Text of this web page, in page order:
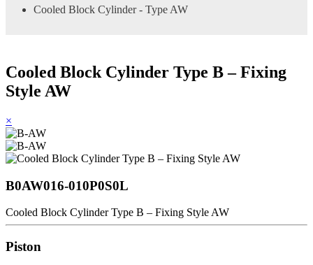
Cooled Block Cylinder - Type AW
Cooled Block Cylinder Type B – Fixing
Style AW
×
B0AW016-010P0S0L
Cooled Block Cylinder Type B – Fixing Style AW
Piston